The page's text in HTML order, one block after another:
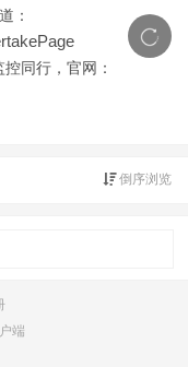
：
同行，官网：
倒序浏览
端